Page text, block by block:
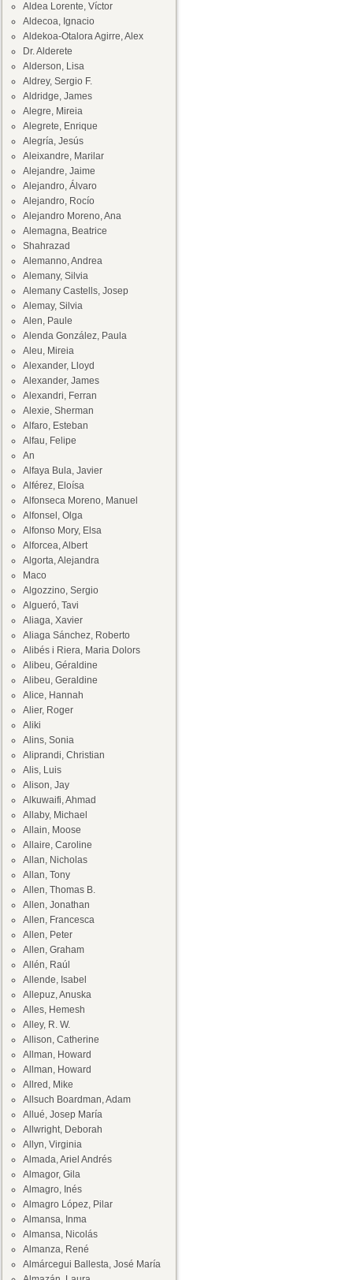
Aldea Lorente, Víctor
Aldecoa, Ignacio
Aldekoa-Otalora Agirre, Alex
Dr. Alderete
Alderson, Lisa
Aldrey, Sergio F.
Aldridge, James
Alegre, Mireia
Alegrete, Enrique
Alegría, Jesús
Aleixandre, Marilar
Alejandre, Jaime
Alejandro, Álvaro
Alejandro, Rocío
Alejandro Moreno, Ana
Alemagna, Beatrice
Shahrazad
Alemanno, Andrea
Alemany, Silvia
Alemany Castells, Josep
Alemay, Silvia
Alen, Paule
Alenda González, Paula
Aleu, Mireia
Alexander, Lloyd
Alexander, James
Alexandri, Ferran
Alexie, Sherman
Alfaro, Esteban
Alfau, Felipe
An
Alfaya Bula, Javier
Alférez, Eloísa
Alfonseca Moreno, Manuel
Alfonsel, Olga
Alfonso Mory, Elsa
Alforcea, Albert
Algorta, Alejandra
Maco
Algozzino, Sergio
Algueró, Tavi
Aliaga, Xavier
Aliaga Sánchez, Roberto
Alibés i Riera, Maria Dolors
Alibeu, Géraldine
Alibeu, Geraldine
Alice, Hannah
Alier, Roger
Aliki
Alins, Sonia
Aliprandi, Christian
Alis, Luis
Alison, Jay
Alkuwaifi, Ahmad
Allaby, Michael
Allain, Moose
Allaire, Caroline
Allan, Nicholas
Allan, Tony
Allen, Thomas B.
Allen, Jonathan
Allen, Francesca
Allen, Peter
Allen, Graham
Allén, Raúl
Allende, Isabel
Allepuz, Anuska
Alles, Hemesh
Alley, R. W.
Allison, Catherine
Allman, Howard
Allman, Howard
Allred, Mike
Allsuch Boardman, Adam
Allué, Josep María
Allwright, Deborah
Allyn, Virginia
Almada, Ariel Andrés
Almagor, Gila
Almagro, Inés
Almagro López, Pilar
Almansa, Inma
Almansa, Nicolás
Almanza, René
Almárcegui Ballesta, José María